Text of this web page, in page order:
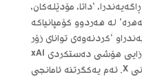
‘داتا، مۆدێلەکان،
لە هەردوو کۆمپانیاکە
‘کردنەوەی توانای زۆر
گەورە’یە بە یەکخستنی شارەزایی هۆشی دەستکردی xAI
لەگەڵ گەیشتنی بەرفراوانی X. ئەم یەکگرتنە ئامانجی